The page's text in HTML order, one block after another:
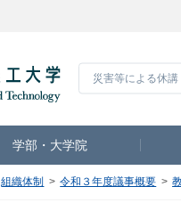
災害等による休講
学部・大学院
組織体制 令和３年度議事概要